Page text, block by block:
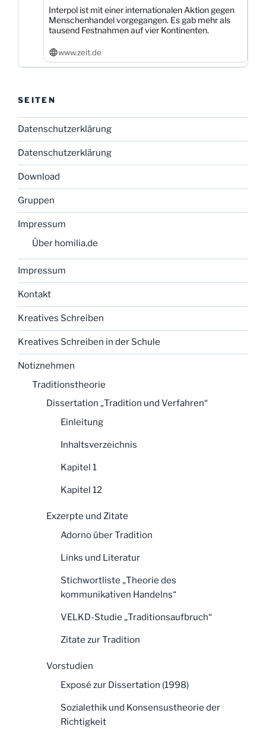
Interpol ist mit einer internationalen Aktion gegen
Menschenhandel vorgegangen. Es gab mehr als
tausend Festnahmen auf vier Kontinenten.
www.zeit.de
SEITEN
Datenschutzerklärung
Datenschutzerklärung
Download
Gruppen
Impressum
Über homilia.de
Impressum
Kontakt
Kreatives Schreiben
Kreatives Schreiben in der Schule
Notiznehmen
Traditionstheorie
Dissertation „Tradition und Verfahren“
Einleitung
Inhaltsverzeichnis
Kapitel 1
Kapitel 12
Exzerpte und Zitate
Adorno über Tradition
Links und Literatur
Stichwortliste „Theorie des
kommunikativen Handelns“
VELKD-Studie „Traditionsaufbruch“
Zitate zur Tradition
Vorstudien
Exposé zur Dissertation (1998)
Sozialethik und Konsensustheorie der
Richtigkeit